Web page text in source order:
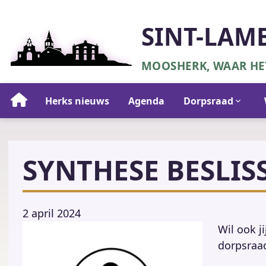
gaan
SINT-
MOOSHERK, WAAR
Hoofdnavigatie
Herks nieuws Agenda Dorpsraad
SYNTHESE
2 april 2024
Wil ook